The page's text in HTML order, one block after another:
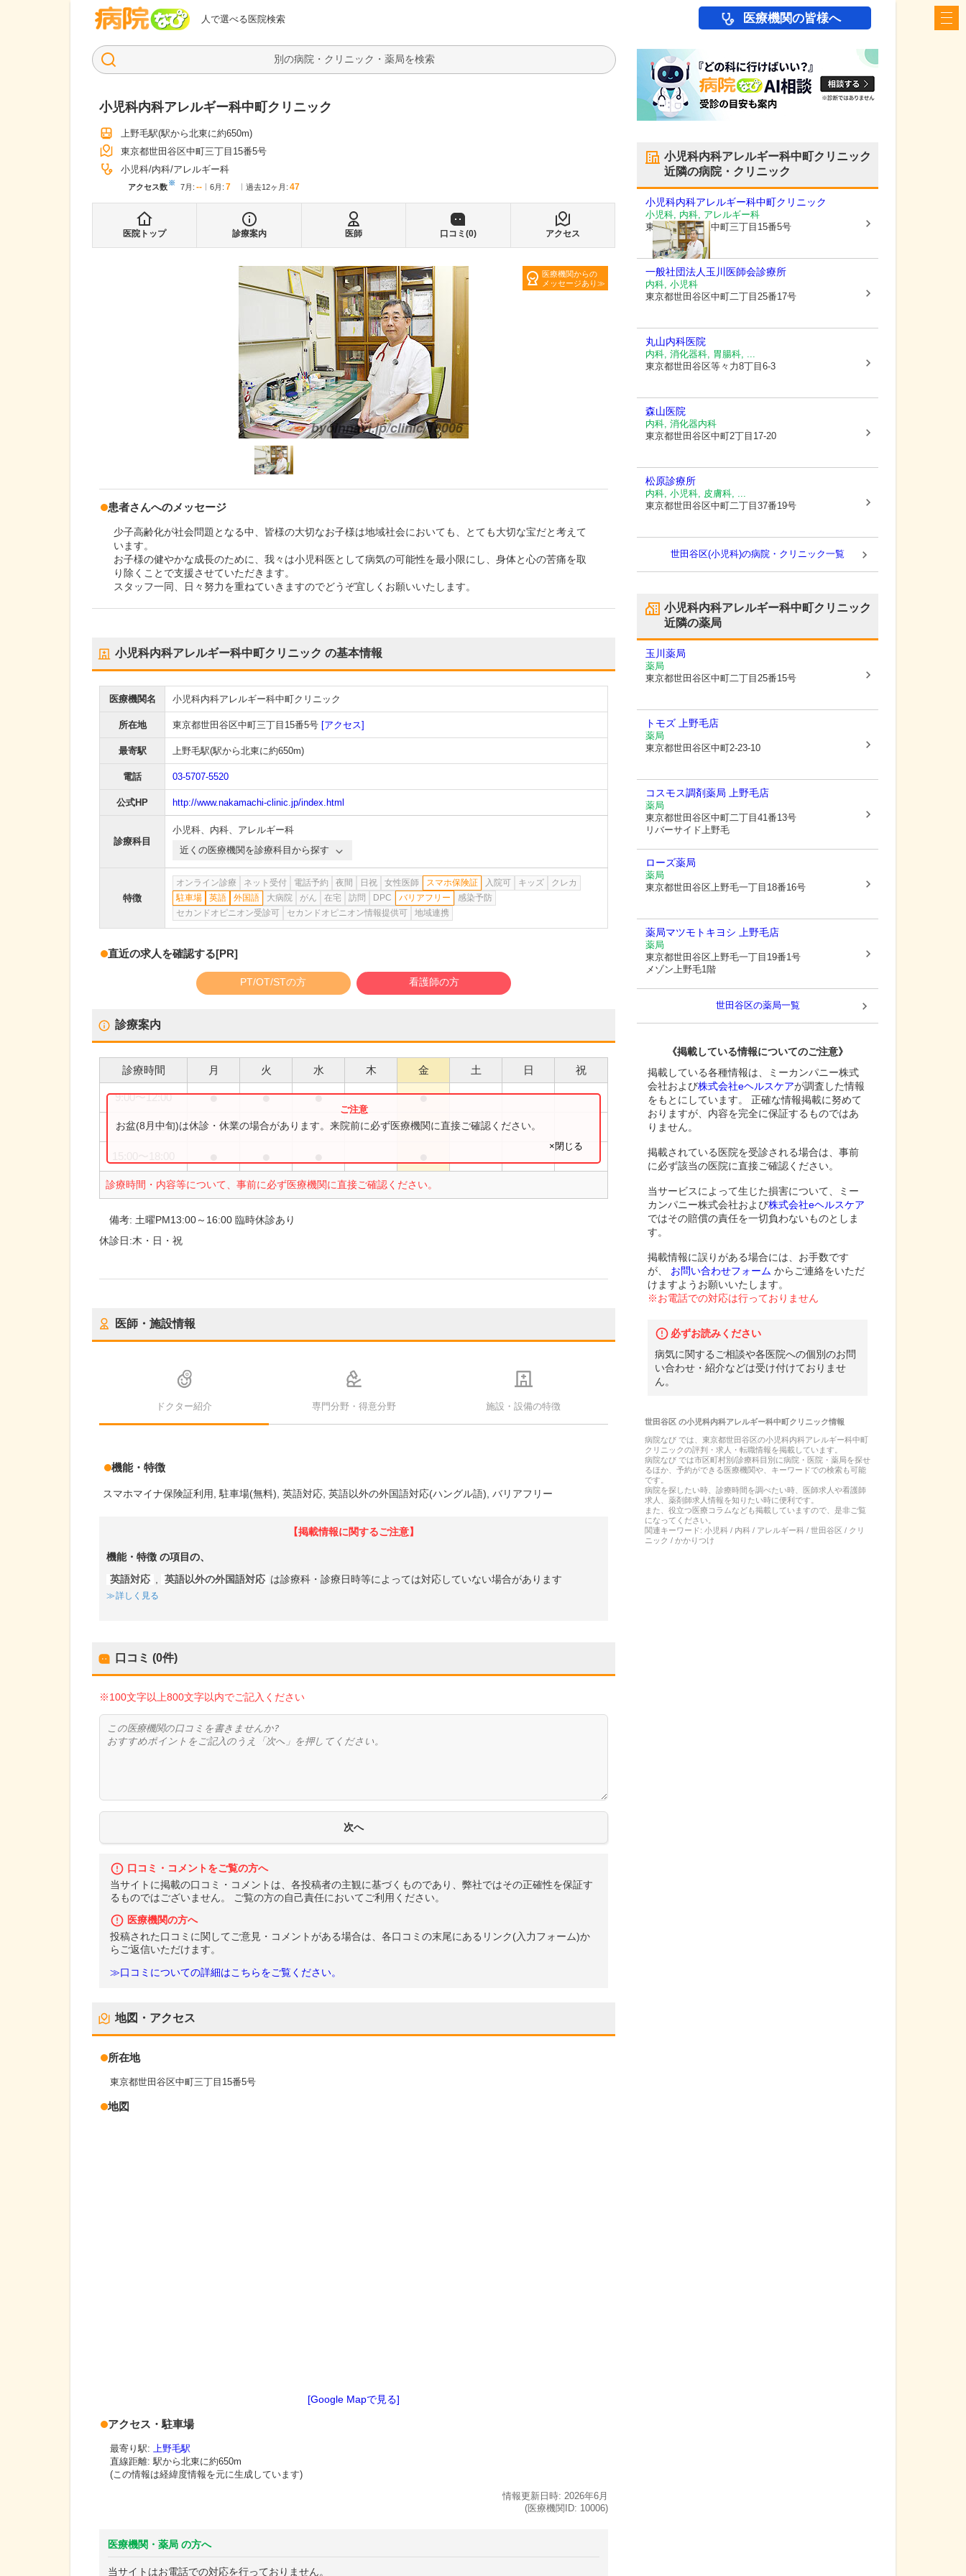
人で選べる医院検索
病院なび 医療機関の皆様へ
検索
小児科内科アレルギー科中町クリニック
上野毛駅(駅から北東に約650m)
東京都世田谷区中町三丁目15番5号
小児科 内科 アレルギー科
アクセス数※ 7月 : -- 6月 : 7 過去12ヶ月: 47
医院トップ 診療案内 医師 口コミ(0) アクセス
医療機関からの
メッセージあり
患者さんへのメッセージ
少子高齢化が社会問題となる中、皆様の大切なお子様は地域社会においても、とても大切な宝だと考えて
います。
お子様の健やかな成長のために、我々は小児科医として病気の可能性を最小限にし、身体と心の苦痛を取
り除くことで支援させていただきます。
スタッフ一同、日々努力を重ねていきますのでどうぞ宜しくお願いいたします。
小児科内科アレルギー科中町クリニック の基本情報
医療機関名 小児科内科アレルギー科中町クリニック
所在地 東京都世田谷区中町三丁目15番5号 [アクセス]
最寄駅 上野毛駅(駅から北東に約650m)
電話 03-5707-5520
公式HP http://www.nakamachi-clinic.jp/index.html
診療科目
小児科、 内科、 アレルギー科
近くの医療機関を診療科目から探す
特徴
オンライン診療 ネット受付 電話予約 夜間 日祝 女性医師 スマホ保険証 入院可 キッズ
クレカ
駐車場
英語 外国語 大病院 がん 在宅 訪問 DPC バリアフリー
感染予防
セカンドオピニオン受診可
セカンドオピニオン情報提供可 地域連携
直近の求人を確認する[PR]
PT/OT/STの方 看護師の方
診療案内
診療時間 月 火 水 木 金 土 日 祝
9:00〜12:00 ● ● ● ●
9:00〜16:00 ●
診療時間・内容等について、事前に必ず医療機関に直接ご確認ください。
お盆(8月中旬)は休診・休業の場合があります。来院前に必ず医療機関に直接ご確認ください。
×閉じる
備考: 土曜PM13:00～16:00 臨時休診あり
休診日:木・日・祝
医師・施設情報
ドクター紹介 専門分野・得意分野 施設・設備の特徴
機能・特徴
スマホマイナ保険証利用 駐車場(無料) 英語対応 英語以外の外国語対応(ハングル語) バリアフリー
【掲載情報に関するご注意】
機能・特徴 の項目の、
英語対応 英語以外の外国語対応 は診療科・診療日時等によっては対応していない場合があります
詳しく見る
口コミ (0件)
※100文字以上800文字以内でご記入ください
口コミ・コメントをご覧の方へ
当サイトに掲載の口コミ・コメントは、各投稿者の主観に基づくものであり、弊社ではその正確性を保証す
るものではございません。 ご覧の方の自己責任においてご利用ください。
医療機関の方へ
投稿された口コミに関してご意見・コメントがある場合は、各口コミの末尾にあるリンク(入力フォーム)か
らご返信いただけます。
≫口コミについての詳細はこちらをご覧ください。
地図・アクセス
所在地
東京都世田谷区中町三丁目15番5号
地図
[Google Mapで見る]
アクセス・駐車場
最寄り駅: 上野毛駅
直線距離: 駅から北東に約650m
(この情報は経緯度情報を元に生成しています)
情報更新日時: 2026年6月
(医療機関ID: 10006)
医療機関・薬局 の方へ
当サイトはお電話での対応を行っておりません。
小児科内科アレルギー科中町クリニック
近隣の病院・クリニック
小児科内科アレルギー科中町クリニック
小児科, 内科, アレルギー科
東京都世田谷区中町三丁目15番5号
一般社団法人玉川医師会診療所
内科, 小児科
東京都世田谷区中町二丁目25番17号
丸山内科医院
内科, 消化器科, 胃腸科, ...
東京都世田谷区等々力8丁目6-3
森山医院
内科, 消化器内科
東京都世田谷区中町2丁目17-20
松原診療所
内科, 小児科, 皮膚科, ...
東京都世田谷区中町二丁目37番19号
世田谷区(小児科)の病院・クリニック一覧
小児科内科アレルギー科中町クリニック
近隣の薬局
玉川薬局
薬局
東京都世田谷区中町二丁目25番15号
トモズ 上野毛店
薬局
東京都世田谷区中町2-23-10
コスモス調剤薬局 上野毛店
薬局
東京都世田谷区中町二丁目41番13号
リバーサイド上野毛
ローズ薬局
薬局
東京都世田谷区上野毛一丁目18番16号
薬局マツモトキヨシ 上野毛店
薬局
東京都世田谷区上野毛一丁目19番1号
メゾン上野毛1階
世田谷区の薬局一覧
《掲載している情報についてのご注意》
掲載している各種情報は、ミーカンパニー株式
会社および株式会社eヘルスケアが調査した情報
をもとにしています。 正確な情報掲載に努めて
おりますが、内容を完全に保証するものではあ
りません。
掲載されている医院を受診される場合は、事前
に必ず該当の医院に直接ご確認ください。
当サービスによって生じた損害について、ミー
カンパニー株式会社および株式会社eヘルスケア
ではその賠償の責任を一切負わないものとしま
す。
掲載情報に誤りがある場合には、お手数です
が、
お問い合わせフォーム からご連絡をいただ
けますようお願いいたします。
※お電話での対応は行っておりません
必ずお読みください
病気に関するご相談や各医院への個別のお問
い合わせ・紹介などは受け付けておりませ
ん。
世田谷区の小児科内科アレルギー科中町クリニック情報
病院なび では、 東京都世田谷区の小児科内科アレルギー科中町
クリニックの評判・求人・転職情報を掲載しています。
病院なび では市区町村別/診療科目別に病院・医院・薬局を探せ
るほか、予約ができる医療機関や、キーワードでの検索も可能
です。
病院を探したい時、診療時間を調べたい時、医師求人や看護師
求人、薬剤師求人情報を知りたい時に便利です。
また、役立つ医療コラムなども掲載していますので、是非ご覧
になってください。
関連キーワード: 小児科 / 内科 / アレルギー科 / 世田谷区 / クリ
ニック / かかりつけ